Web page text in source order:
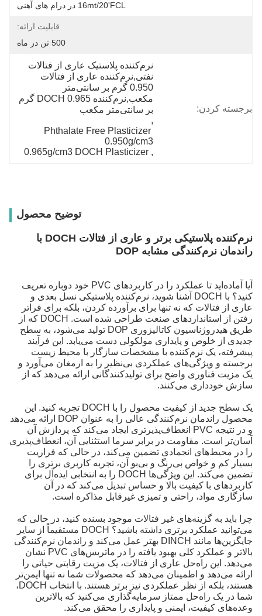
16mt/20'FCL در درام های آهنی
قابلیت ارائه:
500 تن در ماه
برجسته کردن:
بر سانتی‌متر مکعب
,
Phthalate Free Plasticizer
0.950g/cm3
,
0.965g/cm3 DOCH Plasticizer
توضیح محصول
نرم‌کننده پلاستیکی برتر و عاری از فتالات DOCH با
راندمان نرم‌کنندگی مشابه DOP
آیا آماده‌اید تا عملکرد را در کاربردهای PVC خود دوباره تعریف
کنید؟ با DOCH آشنا شوید، نرم‌کننده پلاستیکی نسل بعدی و
عاری از فتالات که نه تنها برای برآورده کردن، بلکه برای فراتر
رفتن از استانداردهای صنعت طراحی شده است. DOCH که از
طریق هیدروژناسیون کاتالیزوری DOP تولید می‌شود، به سطح
جدیدی از خلوص و پایداری مولکولی دست می‌یابد. این فرآیند
پیشرفته، یک نرم‌کننده با مشخصات سازگار با محیط زیست
برجسته و ویژگی‌های عملکردی بی‌نظیر را به ارمغان می‌آورد و
یک مزیت فناوری واضح برای تولیدکنندگانی ارائه می‌دهد که از
سازش خودداری می‌کنند.
یک سطح جدید از کیفیت محصول را با DOCH تجربه کنید. این
محصول راندمان نرم‌کنندگی عالی را به عنوان DOP ارائه می‌دهد
و در نتیجه PVC انعطاف‌پذیرتری ایجاد می‌کند که پردازش آن
آسان‌تر است. مقاومت در برابر سرما استثنایی آن، انعطاف‌پذیری
را در محیط‌های انجمادی تضمین می‌کند، در حالی که فراریت
بسیار کم و خواص بی‌رنگ و بی‌بو آن، تجربه کاربری برتری را
تضمین می‌کند. این ویژگی‌ها DOCH را به انتخابی ایده‌آل برای
کاربردهای با کیفیت بالا و حساس تبدیل می‌کند که در آن
سازگاری مواد، راحتی و تمیزی غیرقابل مذاکره است.
چرا باید به گزینه‌های غیر فتالات موجود بسنده کنید، در حالی که
می‌توانید عملکرد برتری داشته باشید؟ DOCH مستقیماً از سایر
جایگزین‌ها مانند DINCH بهتر عمل می‌کند و راندمان نرم‌کنندگی
بالاتر و عملکرد کلی بهبود یافته را در ماتریس‌های PVC نشان
می‌دهد. این راه‌حل عاری از فتالات، یک مزیت رقابتی حیاتی را
ارائه می‌دهد و اطمینان می‌دهد که محصولات شما نه تنها ایمن‌تر
هستند، بلکه از نظر عملکردی نیز برتر هستند. با انتخاب DOCH،
شما در یک راه‌حل ممتاز سرمایه‌گذاری می‌کنید که بالاترین
وعده‌های کیفیت، ایمنی و پایداری را محقق می‌کند.